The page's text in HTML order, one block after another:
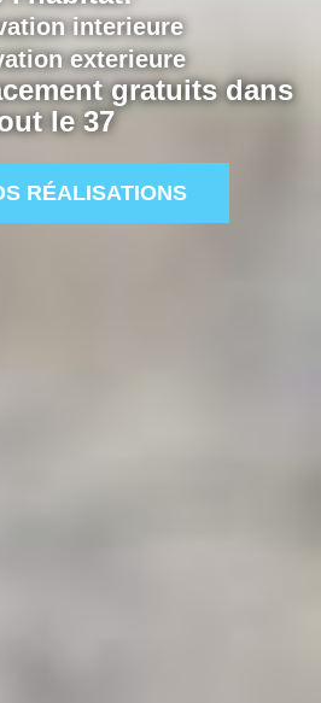
interieure
exterieure
gratuits dans
le 37
RÉALISATIONS